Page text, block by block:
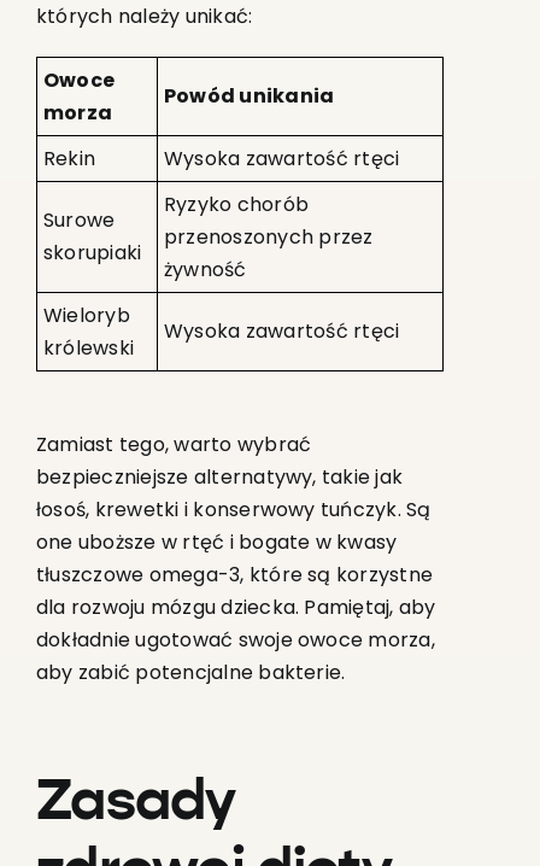
których należy unikać:
Owoce
morza
Powód unikania
Rekin Wysoka zawartość rtęci
Surowe
skorupiaki
Ryzyko chorób
przenoszonych przez
żywność
Wieloryb
królewski
Wysoka zawartość rtęci
Zamiast tego, warto wybrać
bezpieczniejsze alternatywy, takie jak
łosoś, krewetki i konserwowy tuńczyk. Są
one uboższe w rtęć i bogate w kwasy
tłuszczowe omega-3, które są korzystne
dla rozwoju mózgu dziecka. Pamiętaj, aby
dokładnie ugotować swoje owoce morza,
aby zabić potencjalne bakterie.
Zasady